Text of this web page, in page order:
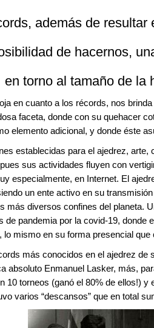
además de resultar
de hacernos,
en torno al tamaño de la
en cuanto a los récords, nos
faceta, donde con su quehacer
elemento adicional, y donde éste
establecidas para el ajedrez,
sus actividades fluyen con
especialmente, en Internet. El
un ente activo en su
más diversos confines del planeta.
pandemia por la covid-19, donde
mismo en su forma presencial que
más conocidos en el ajedrez de
absoluto Enmanuel Lasker, más,
10 torneos (ganó el 80% de ellos!)
varios “descansos” que en total